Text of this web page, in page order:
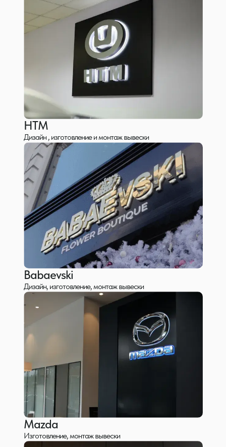
HTM
Дизайн , изготовление и монтаж вывески
Babaevski
Дизайн, изготовление, монтаж вывески
Mazda
Изготовление, монтаж вывески